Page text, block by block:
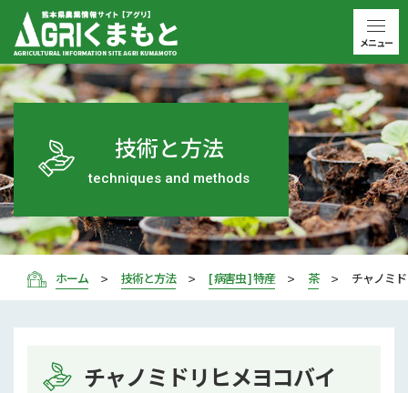
技術と方法
techniques and methods
ホーム 技術と方法 [ 病害虫 ] 特産 茶 チャノミ
チャノミドリヒメヨコバイ
メニュー